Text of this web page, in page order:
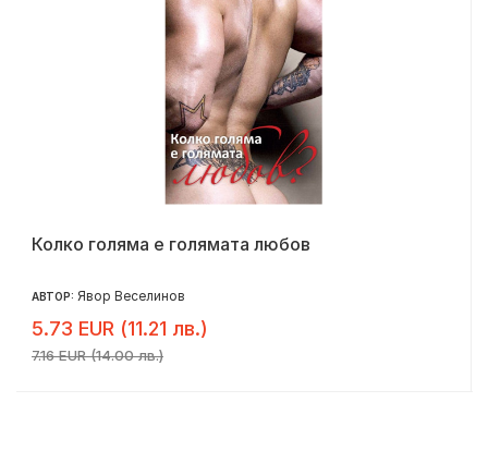
Колко голяма е голямата любов
АВТОР: Явор Веселинов
5.73 EUR (11.21 лв.)
7.16 EUR (14.00 лв.)